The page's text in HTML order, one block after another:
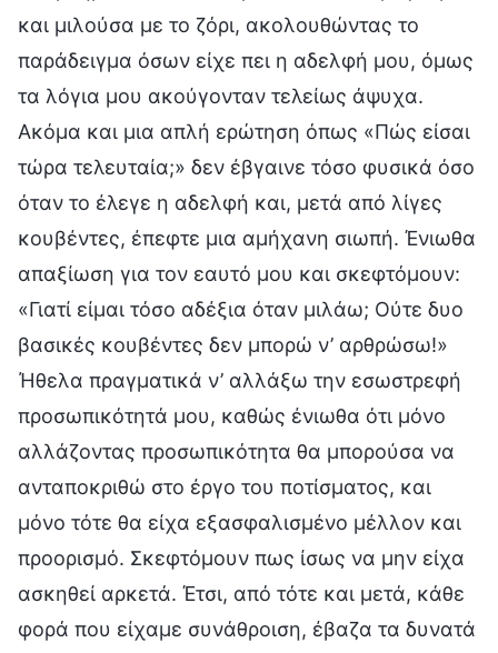
και μιλούσα με το ζόρι, ακολουθώντας το
παράδειγμα όσων είχε πει η αδελφή μου, όμως
τα λόγια μου ακούγονταν τελείως άψυχα.
Ακόμα και μια απλή ερώτηση όπως «Πώς είσαι
τώρα τελευταία;» δεν έβγαινε τόσο φυσικά όσο
όταν το έλεγε η αδελφή και, μετά από λίγες
κουβέντες, έπεφτε μια αμήχανη σιωπή. Ένιωθα
απαξίωση για τον εαυτό μου και σκεφτόμουν:
«Γιατί είμαι τόσο αδέξια όταν μιλάω; Ούτε δυο
βασικές κουβέντες δεν μπορώ ν’ αρθρώσω!»
Ήθελα πραγματικά ν’ αλλάξω την εσωστρεφή
προσωπικότητά μου, καθώς ένιωθα ότι μόνο
αλλάζοντας προσωπικότητα θα μπορούσα να
ανταποκριθώ στο έργο του ποτίσματος, και
μόνο τότε θα είχα εξασφαλισμένο μέλλον και
προορισμό. Σκεφτόμουν πως ίσως να μην είχα
ασκηθεί αρκετά. Έτσι, από τότε και μετά, κάθε
φορά που είχαμε συνάθροιση, έβαζα τα δυνατά